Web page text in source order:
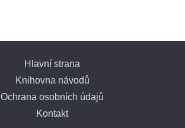
Hlavní strana
Knihovna návodů
Ochrana osobních údajů
Kontakt